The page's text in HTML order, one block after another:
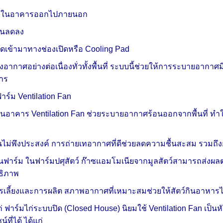
นอาคารออกไปภายนอก
ลดลง
ข้ามาทางช่องเปิดหรือ Cooling Pad
อากาศอย่างต่อเนื่องทั่วทั้งพื้นที่ ระบบนี้ช่วยให้การระบายอาก
ร
ม Ventilation Fan
อาคาร Ventilation Fan ช่วยระบายอากาศร้อนออกจากพื้นที่ ท
ม่พึงประสงค์ การถ่ายเทอากาศที่ดีช่วยลดความชื้นสะสม รวม
าร์ม ในฟาร์มปศุสัตว์ ก๊าซแอมโมเนียจากมูลสัตว์สามารถส่งผล
ภาพ
ลี้ยงและการผลิต สภาพอากาศที่เหมาะสมช่วยให้สัตว์กินอาหาร
ฟาร์มไก่ระบบปิด (Closed House) นิยมใช้ Ventilation Fan เป็
น์ที่ได้ ได้แก่